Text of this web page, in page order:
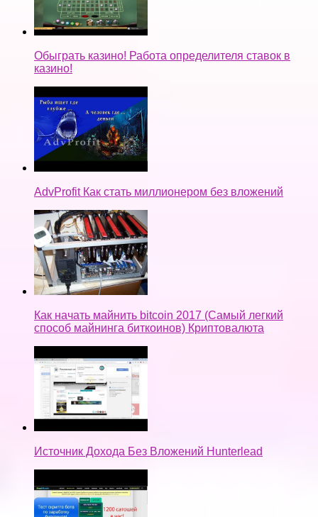
Обыграть казино! Работа определителя ставок в
казино!
AdvProfit Как стать миллионером без вложений
Как начать майнить bitcoin 2017 (Самый легкий
способ майнинга биткоинов) Криптовалюта
Источник Дохода Без Вложений Hunterlead